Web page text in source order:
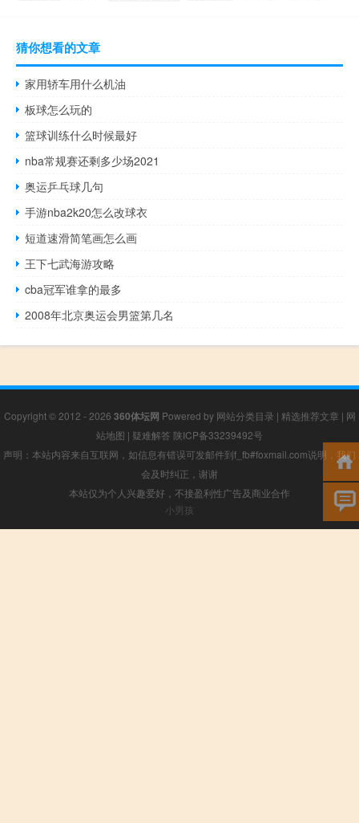
猜你想看的文章
家用轿车用什么机油
板球怎么玩的
篮球训练什么时候最好
nba常规赛还剩多少场2021
奥运乒乓球几句
手游nba2k20怎么改球衣
短道速滑简笔画怎么画
王下七武海游攻略
cba冠军谁拿的最多
2008年北京奥运会男篮第几名
Copyright © 2012 - 2026 360体坛网 Powered by 网站分类目录 | 精选推荐文章 | 网
站地图 | 疑难解答 陕ICP备33239492号
声明：本站内容来自互联网，如信息有错误可发邮件到f_fb#foxmail.com说明，我们
会及时纠正，谢谢
本站仅为个人兴趣爱好，不接盈利性广告及商业合作
小男孩